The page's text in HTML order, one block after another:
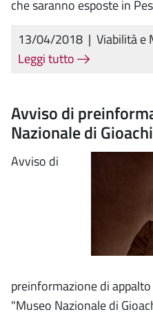
che saranno esposte in
13/04/2018 | Viabilità e
Leggi tutto
Avviso di
Nazionale di
Avviso di
preinformazione di
"Museo Nazionale di